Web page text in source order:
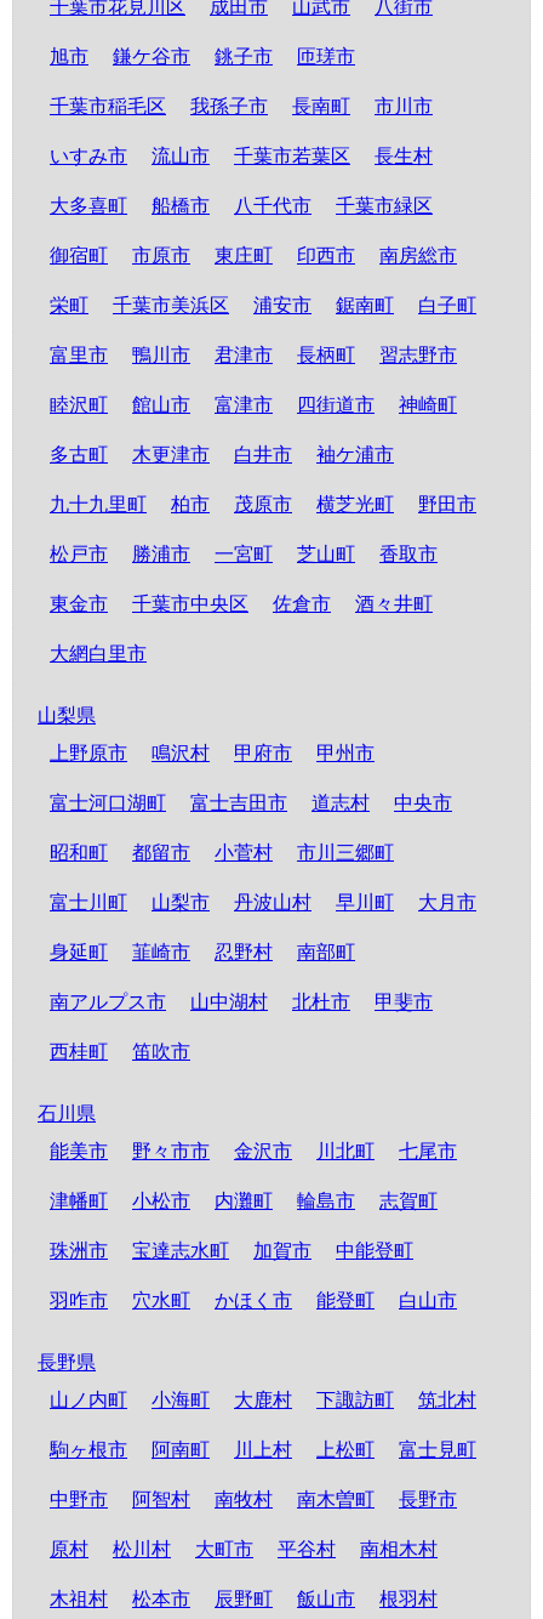
千葉市花見川区
成田市 山武市 八街市
旭市 鎌ケ谷市 銚子市 匝瑳市
千葉市稲毛区 我孫子市 長南町 市川市
いすみ市 流山市 千葉市若葉区 長生村
大多喜町 船橋市 八千代市 千葉市緑区
御宿町 市原市 東庄町 印西市 南房総市
栄町 千葉市美浜区 浦安市 鋸南町 白子町
富里市 鴨川市 君津市 長柄町 習志野市
睦沢町 館山市 富津市 四街道市 神崎町
多古町 木更津市 白井市 袖ケ浦市
九十九里町 柏市 茂原市 横芝光町 野田市
松戸市 勝浦市 一宮町 芝山町 香取市
東金市 千葉市中央区 佐倉市 酒々井町
大網白里市
山梨県
上野原市
鳴沢村 甲府市 甲州市
富士河口湖町 富士吉田市 道志村 中央市
昭和町 都留市 小菅村 市川三郷町
富士川町 山梨市 丹波山村 早川町 大月市
身延町 韮崎市 忍野村 南部町
南アルプス市 山中湖村 北杜市 甲斐市
西桂町 笛吹市
石川県
能美市
野々市市 金沢市 川北町 七尾市
津幡町 小松市 内灘町 輪島市 志賀町
珠洲市 宝達志水町 加賀市 中能登町
羽咋市 穴水町 かほく市 能登町 白山市
長野県
山ノ内町
小海町 大鹿村 下諏訪町 筑北村
駒ヶ根市 阿南町 川上村 上松町 富士見町
中野市 阿智村 南牧村 南木曽町 長野市
原村 松川村 大町市 平谷村 南相木村
木祖村 松本市 辰野町 飯山市 根羽村